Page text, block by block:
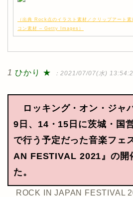
（出典 Rock点のイラスト素材／クリップアート
コン素材 – Getty Images）
1 ひかり ★ ：2021/07/07(水)
ロッキング・オン・ジャ
9日、14・15日に茨城・国
で行う予定だった音楽フェ
AN FESTIVAL 2021』の開
た。
ROCK IN JAPAN FESTIVAL